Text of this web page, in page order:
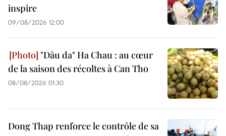
inspire
09/08/2026 12:00
"Dâu da" Ha Chau : au cœur
de la saison des récoltes à Can Tho
08/08/2026 01:30
Dong Thap renforce le contrôle de sa